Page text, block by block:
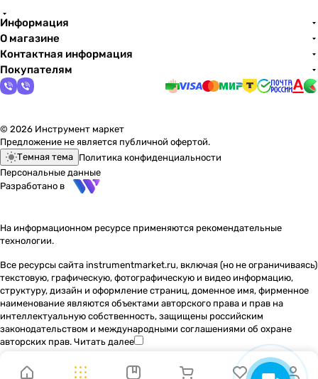
Информация
О магазине
Контактная информация
Покупателям
© 2026 Инструмент маркет
Предложение не является публичной офертой.
Темная тема Политика конфиденциальности
Персональные данные
Разработано в
На информационном ресурсе применяются рекомендательные
технологии.
Все ресурсы сайта instrumentmarket.ru, включая (но не ограничиваясь)
текстовую, графическую, фотографическую и видео информацию,
структуру, дизайн и оформление страниц, доменное имя, фирменное
наименование являются объектами авторского права и прав на
интеллектуальную собственность, защищены российским
законодательством и международными соглашениями об охране
авторских прав. Читать далее